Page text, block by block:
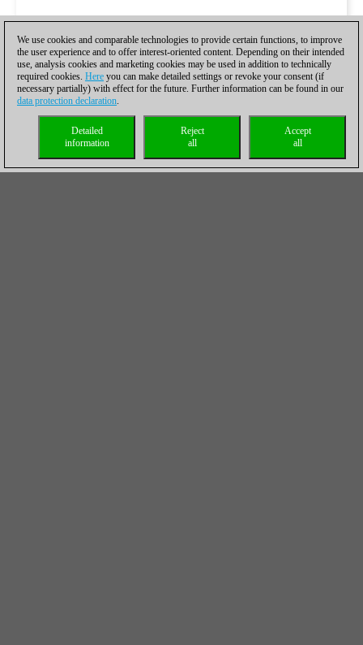
We use cookies and comparable technologies to provide certain functions, to improve
the user experience and to offer interest-oriented content. Depending on their intended
use, analysis cookies and marketing cookies may be used in addition to technically
required cookies. Here you can make detailed settings or revoke your consent (if
necessary partially) with effect for the future. Further information can be found in our
data protection declaration.
Accept
all
Reject
all
Detailed
information